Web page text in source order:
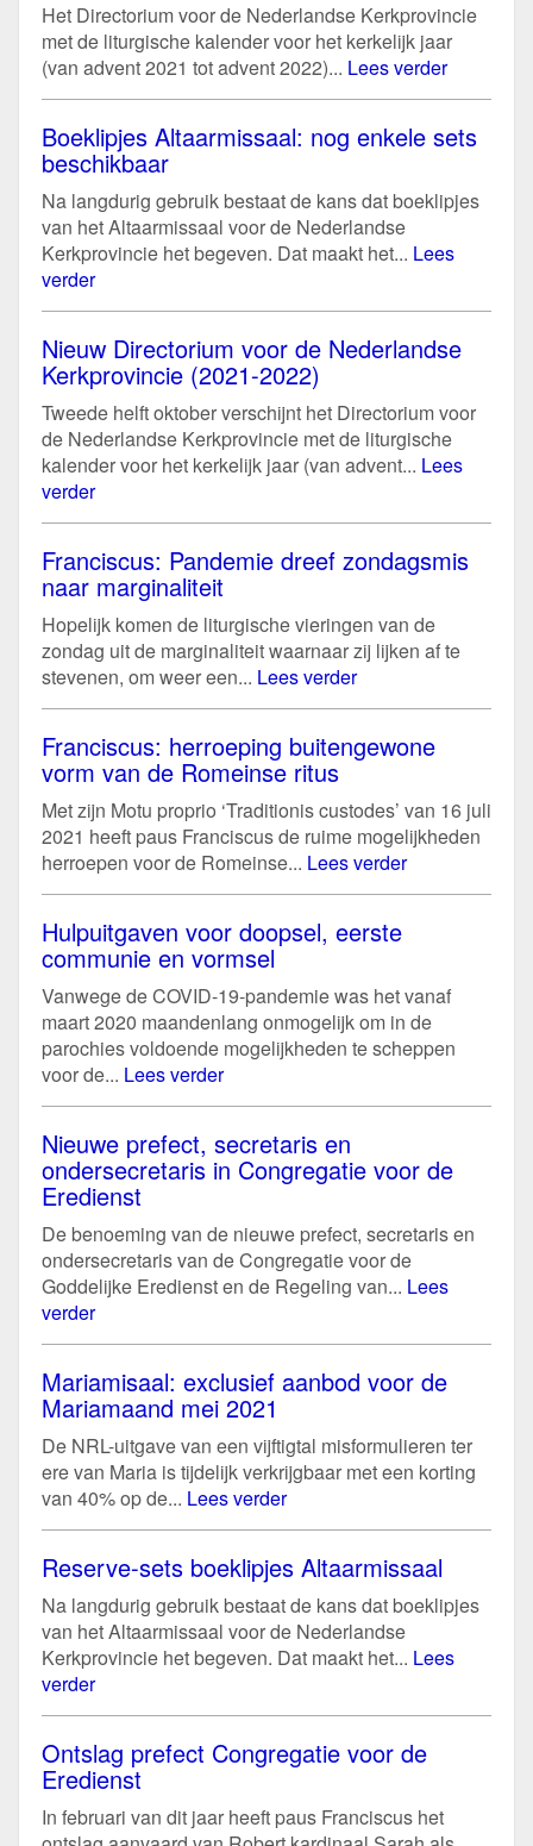
Het Directorium voor de Nederlandse Kerkprovincie
met de liturgische kalender voor het kerkelijk jaar
(van advent 2021 tot advent 2022)... Lees verder
Boeklipjes Altaarmissaal: nog enkele sets
beschikbaar
Na langdurig gebruik bestaat de kans dat boeklipjes
van het Altaarmissaal voor de Nederlandse
Kerkprovincie het begeven. Dat maakt het... Lees
verder
Nieuw Directorium voor de Nederlandse
Kerkprovincie (2021-2022)
Tweede helft oktober verschijnt het Directorium voor
de Nederlandse Kerkprovincie met de liturgische
kalender voor het kerkelijk jaar (van advent... Lees
verder
Franciscus: Pandemie dreef zondagsmis
naar marginaliteit
Hopelijk komen de liturgische vieringen van de
zondag uit de marginaliteit waarnaar zij lijken af te
stevenen, om weer een... Lees verder
Franciscus: herroeping buitengewone
vorm van de Romeinse ritus
Met zijn Motu proprio ‘Traditionis custodes’ van 16 juli
2021 heeft paus Franciscus de ruime mogelijkheden
herroepen voor de Romeinse... Lees verder
Hulpuitgaven voor doopsel, eerste
communie en vormsel
Vanwege de COVID-19-pandemie was het vanaf
maart 2020 maandenlang onmogelijk om in de
parochies voldoende mogelijkheden te scheppen
voor de... Lees verder
Nieuwe prefect, secretaris en
ondersecretaris in Congregatie voor de
Eredienst
De benoeming van de nieuwe prefect, secretaris en
ondersecretaris van de Congregatie voor de
Goddelijke Eredienst en de Regeling van... Lees
verder
Mariamisaal: exclusief aanbod voor de
Mariamaand mei 2021
De NRL-uitgave van een vijftigtal misformulieren ter
ere van Maria is tijdelijk verkrijgbaar met een korting
van 40% op de... Lees verder
Reserve-sets boeklipjes Altaarmissaal
Na langdurig gebruik bestaat de kans dat boeklipjes
van het Altaarmissaal voor de Nederlandse
Kerkprovincie het begeven. Dat maakt het... Lees
verder
Ontslag prefect Congregatie voor de
Eredienst
In februari van dit jaar heeft paus Franciscus het